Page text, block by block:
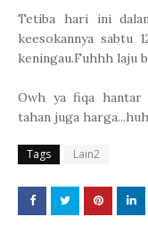
Tetiba hari ini
keesokannya sabtu
keningau.Fuhhh laju
Owh ya fiqa hantar
tahan juga
Tags Lain2